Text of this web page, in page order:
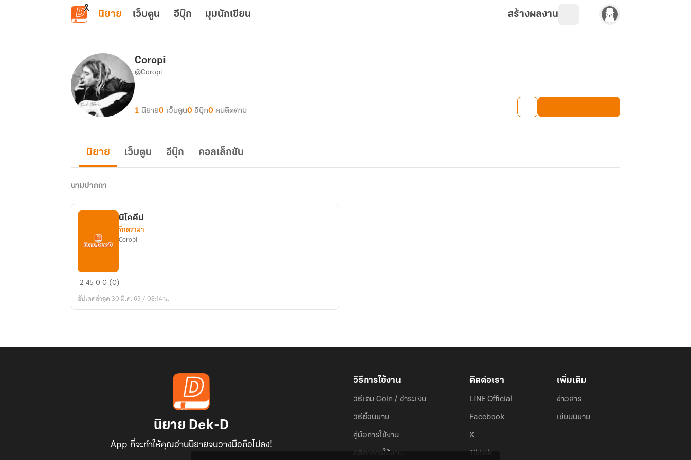
ข้ามไปยังเนื้อหาหลัก
นิยาย เว็บตูน อีบุ๊ก มุมนักเขียน สร้างผลงาน
Coropi
@Coropi
1 นิยาย0 เว็บตูน0 อีบุ๊ก0 คนติดตาม
นิยาย เว็บตูน อีบุ๊ก คอลเล็กชัน
นามปากกา
นิ
คีป
นิโคคีป
รักดราม่า
Coropi
24500 (0)
อัปเดตล่าสุด 30 มี.ค. 69 / 08:14 น.
นิยาย Dek-D
App ที่จะทำให้คุณอ่านนิยายจนวางมือถือไม่ลง!
วิธีการใช้งาน
วิธีเติม Coin / ชำระเงิน
วิธีซื้อนิยาย
คู่มือการใช้งาน
กติกาการใช้งาน
ติดต่อเรา
LINE Official
Facebook
X
Tiktok
เพิ่มเติม
ข่าวสาร
เขียนนิยาย